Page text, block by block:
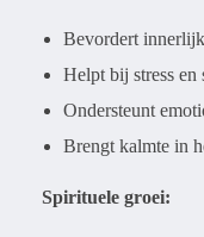
Bevordert
Helpt bij stress en
Ondersteunt
Brengt kalmte in
Spirituele groei: